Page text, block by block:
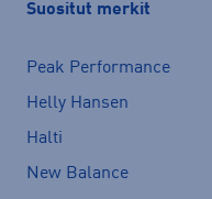
Suositut merkit
Peak Performance
Helly Hansen
Halti
New Balance